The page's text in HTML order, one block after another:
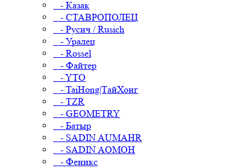
- Казак
- СТАВРОПОЛЕЦ
- Русич / Rusich
- Уралец
- Rossel
- Файтер
- YTO
- TaiHong|ТайХонг
- TZR
- GEOMETRY
- Батыр
- SADIN AUMAHR
- SADIN AOMOH
- Феникс